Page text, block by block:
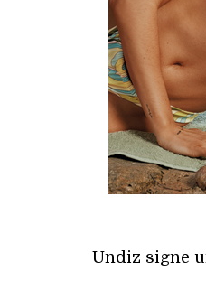
Undiz signe